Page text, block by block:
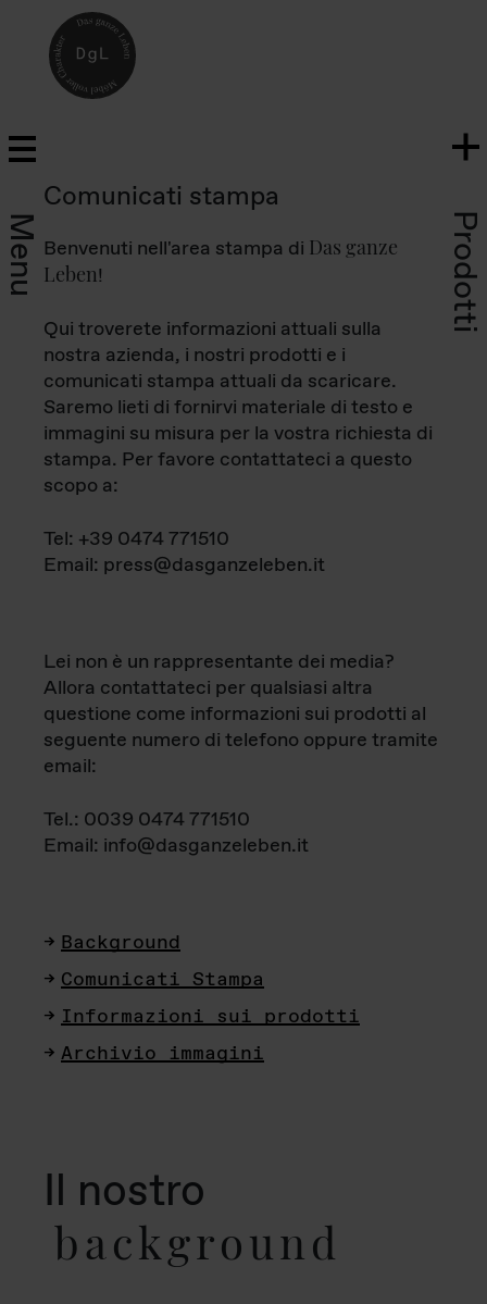
Menu Prodotti
Comunicati stampa
Benvenuti nell'area stampa di Das ganze
Leben!
Qui troverete informazioni attuali sulla
nostra azienda, i nostri prodotti e i
comunicati stampa attuali da scaricare.
Saremo lieti di fornirvi materiale di testo e
immagini su misura per la vostra richiesta di
stampa. Per favore contattateci a questo
scopo a:
Tel: +39 0474 771510
Email: press@dasganzeleben.it
Lei non è un rappresentante dei media?
Allora contattateci per qualsiasi altra
questione come informazioni sui prodotti al
seguente numero di telefono oppure tramite
email:
Tel.: 0039 0474 771510
Email: info@dasganzeleben.it
Background
Comunicati Stampa
Informazioni sui prodotti
Archivio immagini
Il nostro
background